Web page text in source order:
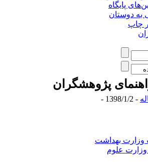
پایگاه
دوستان
چاپ
پژوهشگران
- 1398/1/2 -
بهداشت
علوم